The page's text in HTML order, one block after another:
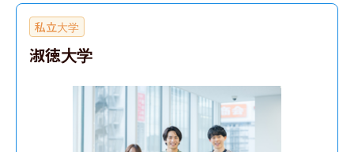
私立大学
淑徳大学